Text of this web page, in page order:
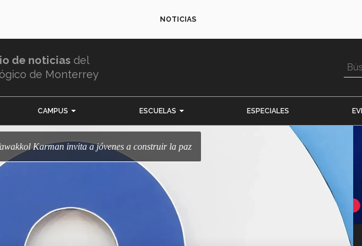
NOTICIAS
de noticias del
de Monterrey
CAMPUS ESCUELAS ESPECIALES
Karman invita a jóvenes a construir la paz